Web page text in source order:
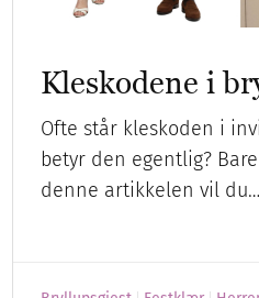
Kleskodene i
Ofte står kleskoden i
betyr den egentlig?
denne artikkelen vil du…